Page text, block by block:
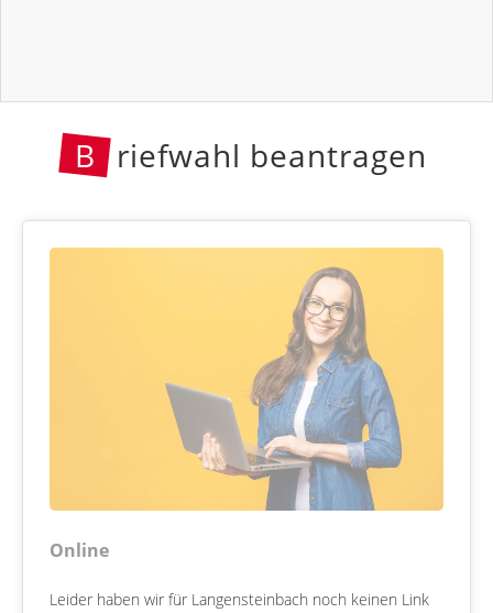
B riefwahl beantragen
Online
Leider haben wir für Langensteinbach noch keinen Link